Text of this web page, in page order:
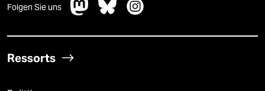
Folgen Sie uns
Ressorts